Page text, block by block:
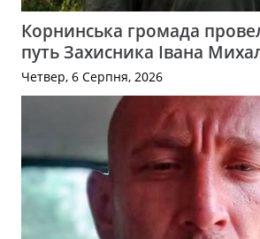
Корнинська громада
путь Захисника Івана
Четвер, 6 Серпня, 2026